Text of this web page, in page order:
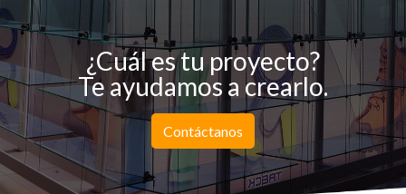
¿Cuál es tu proyecto?
Te ayudamos a crearlo.
Contáctanos